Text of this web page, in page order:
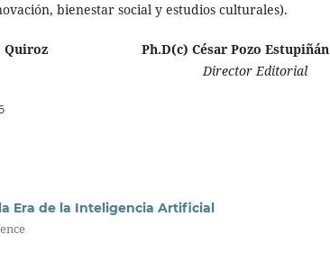
bienestar social y estudios culturales).
Quiroz
Ph.D(c) César Pozo Estupiñán
Director Editorial
Era de la Inteligencia Artificial